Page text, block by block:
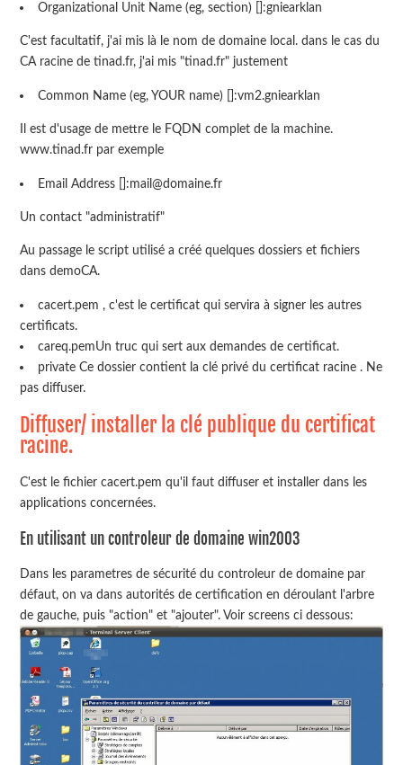
Organizational Unit Name (eg, section) []:gniearklan
C'est facultatif, j'ai mis là le nom de domaine local. dans le cas du
CA racine de tinad.fr, j'ai mis "tinad.fr" justement
Common Name (eg, YOUR name) []:vm2.gniearklan
Il est d'usage de mettre le FQDN complet de la machine.
www.tinad.fr par exemple
Email Address []:mail@domaine.fr
Un contact "administratif"
Au passage le script utilisé a créé quelques dossiers et fichiers
dans demoCA.
cacert.pem , c'est le certificat qui servira à signer les autres
certificats.
careq.pemUn truc qui sert aux demandes de certificat.
private Ce dossier contient la clé privé du certificat racine . Ne
pas diffuser.
Diffuser/ installer la clé publique du certificat
racine.
C'est le fichier cacert.pem qu'il faut diffuser et installer dans les
applications concernées.
En utilisant un controleur de domaine win2003
Dans les parametres de sécurité du controleur de domaine par
défaut, on va dans autorités de certification en déroulant l'arbre
de gauche, puis "action" et "ajouter". Voir screens ci dessous: